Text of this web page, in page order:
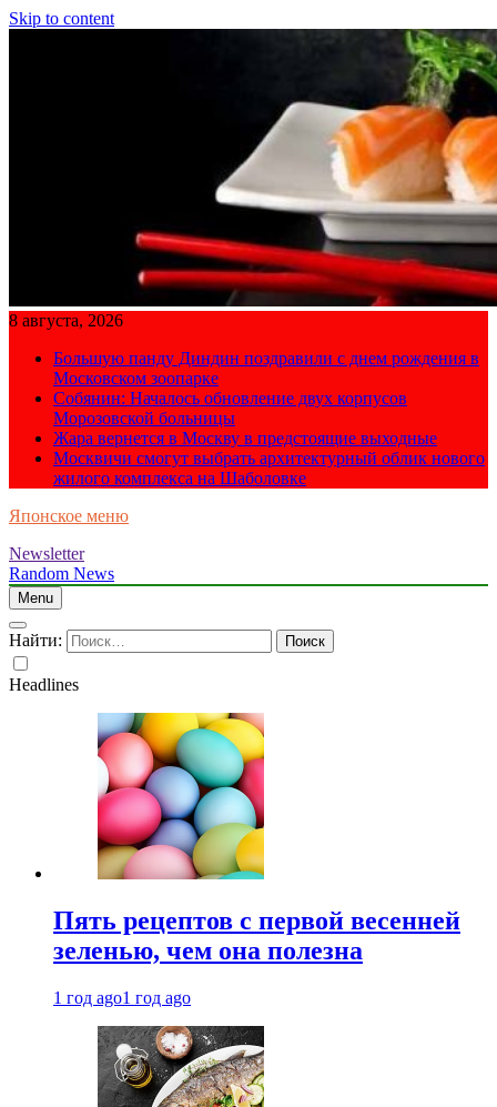
Skip to content
8 августа, 2026
Большую панду Диндин поздравили с днем рождения в
Московском зоопарке
Собянин: Началось обновление двух корпусов
Морозовской больницы
Жара вернется в Москву в предстоящие выходные
Москвичи смогут выбрать архитектурный облик нового
жилого комплекса на Шаболовке
Японское меню
Newsletter
Random News
Menu
Найти:
Headlines
Пять рецептов с первой весенней
зеленью, чем она полезна
1 год ago1 год ago